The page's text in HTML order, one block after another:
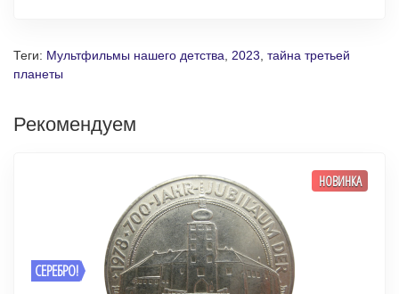
Теги: Мультфильмы нашего детства 2023 тайна третьей
планеты
Рекомендуем
СЕРЕБРО!
НОВИНКА